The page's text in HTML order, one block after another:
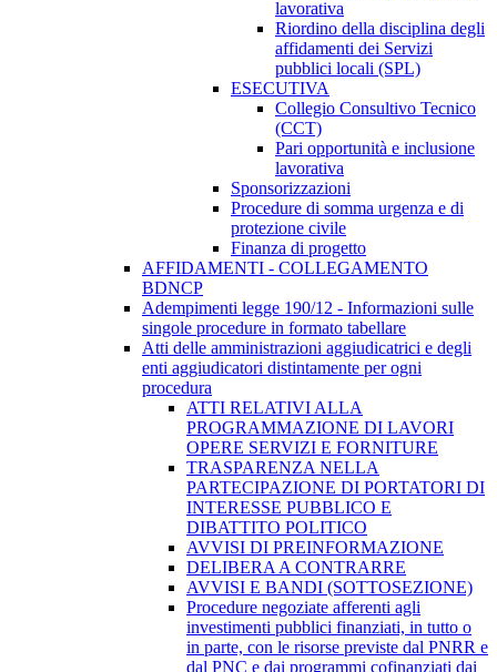
lavorativa
Riordino della disciplina degli
affidamenti dei Servizi
pubblici locali (SPL)
ESECUTIVA
Collegio Consultivo Tecnico
(CCT)
Pari opportunità e inclusione
lavorativa
Sponsorizzazioni
Procedure di somma urgenza e di
protezione civile
Finanza di progetto
AFFIDAMENTI - COLLEGAMENTO
BDNCP
Adempimenti legge 190/12 - Informazioni sulle
singole procedure in formato tabellare
Atti delle amministrazioni aggiudicatrici e degli
enti aggiudicatori distintamente per ogni
procedura
ATTI RELATIVI ALLA
PROGRAMMAZIONE DI LAVORI
OPERE SERVIZI E FORNITURE
TRASPARENZA NELLA
PARTECIPAZIONE DI PORTATORI DI
INTERESSE PUBBLICO E
DIBATTITO POLITICO
AVVISI DI PREINFORMAZIONE
DELIBERA A CONTRARRE
AVVISI E BANDI (SOTTOSEZIONE)
Procedure negoziate afferenti agli
investimenti pubblici finanziati, in tutto o
in parte, con le risorse previste dal PNRR e
dal PNC e dai programmi cofinanziati dai